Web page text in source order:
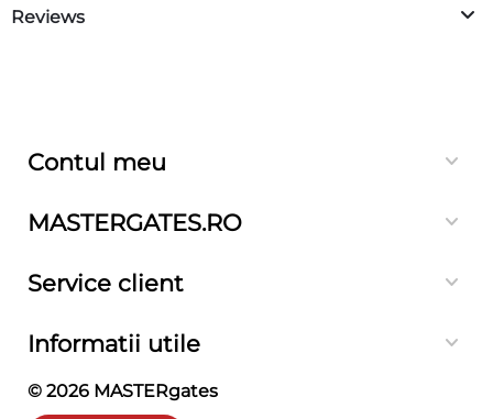
Reviews
Contul meu
MASTERGATES.RO
Service client
Informatii utile
© 2026 MASTERgates